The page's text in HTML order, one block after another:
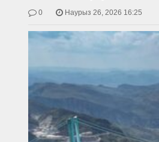
0 Наурыз 26, 2026 16:25